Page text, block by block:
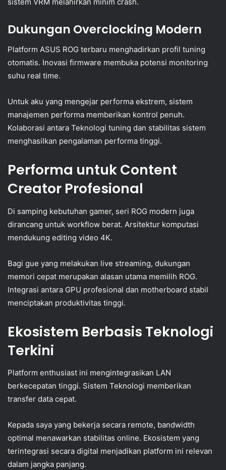
Dukungan Overclocking Modern
Platform ASUS ROG terbaru menghadirkan profil tuning
otomatis. Inovasi firmware membuka potensi monitoring
suhu real time.
Untuk aku yang mengejar performa ekstrem, sistem
manajemen performa memberikan kontrol penuh.
Kolaborasi antara Teknologi tuning dan stabilitas sistem
menghasilkan pengalaman performa tinggi.
Performa untuk Content
Creator Profesional
Di samping kebutuhan gamer, seri ROG modern juga
dirancang untuk workflow berat. Arsitektur komputasi
mendukung editing video 4K.
Bagi gue yang melakukan live streaming, dukungan
memori cepat merupakan alasan utama memilih ROG.
Integrasi antara GPU profesional dan motherboard stabil
menciptakan produktivitas tinggi.
Ekosistem Berbasis Teknologi
Terkini
Platform enthusiast ini mengintegrasikan LAN
berkecepatan tinggi. Sistem Teknologi memberikan
transfer data cepat.
Kepada saya yang bekerja secara remote, bandwidth
optimal menawarkan stabilitas online. Ekosistem yang
terintegrasi secara digital menjadikan platform ini relevan
dalam jangka panjang.